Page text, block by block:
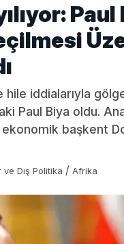
Paul
iddialarıyla
Paul Biya oldu.
başkent
Dış Politika / Afrika